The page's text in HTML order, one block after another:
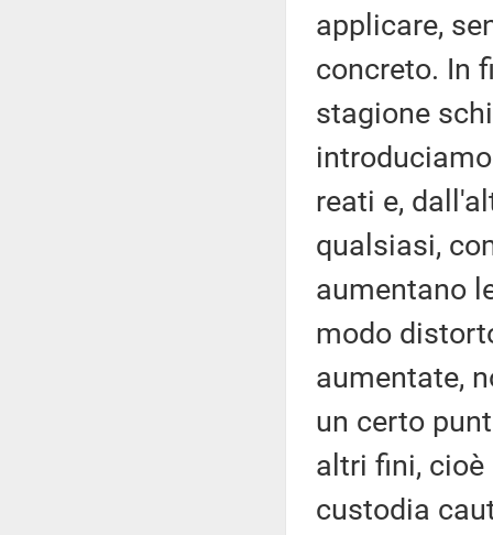
applicare,
concreto. In
stagione
reati e,
qualsiasi,
aumentano
modo
aumentate,
un certo
altri fini,
custodia